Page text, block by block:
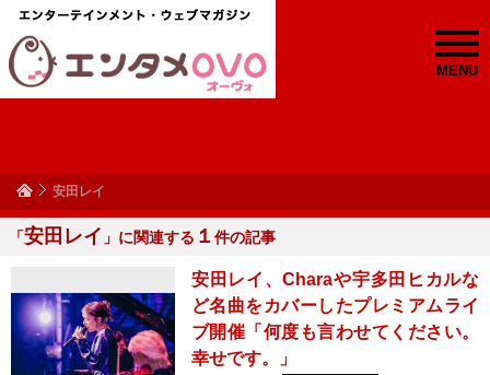
MENU
安田レイ
「安田レイ 」に関連する １ 件の記事
安田レイ、Charaや宇多田ヒカルな
ど名曲をカバーしたプレミアムライ
ブ開催「何度も言わせてください。
幸せです。」